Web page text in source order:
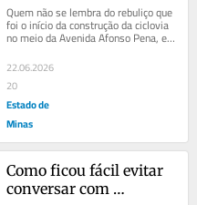
Quem não se lembra do rebuliço que
foi o início da construção da ciclovia
no meio da Avenida Afonso Pena, em
janeiro 2024, dentro do Programa...
22.06.2026
20
Estado de
Minas
Como ficou fácil evitar
conversar com